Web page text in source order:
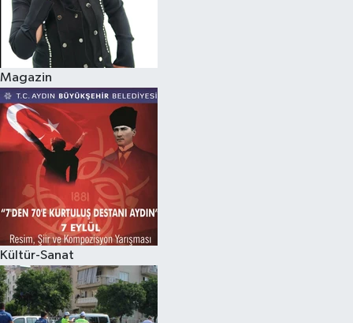
Magazin
Kültür-Sanat